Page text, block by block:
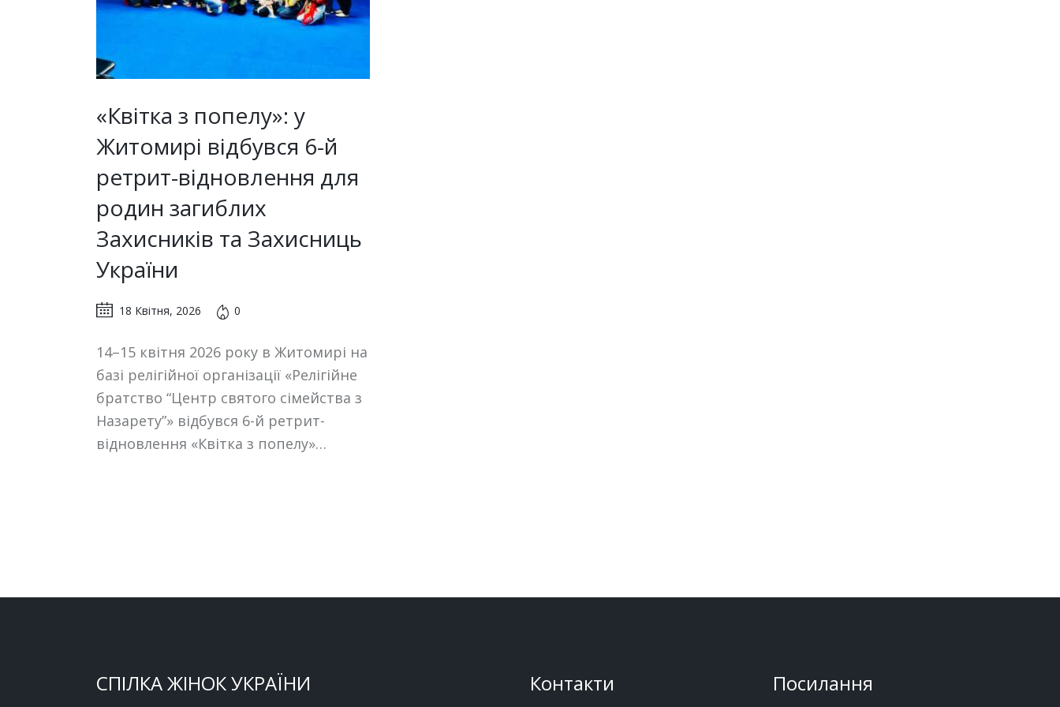
«Квітка з попелу»: у
Житомирі відбувся 6-й
ретрит-відновлення для
родин загиблих
Захисників та Захисниць
України
18 Квітня, 2026 0
14–15 квітня 2026 року в Житомирі на
базі релігійної організації «Релігійне
братство “Центр святого сімейства з
Назарету”» відбувся 6-й ретрит-
відновлення «Квітка з попелу»…
СПІЛКА ЖІНОК УКРАЇНИ Контакти Посилання